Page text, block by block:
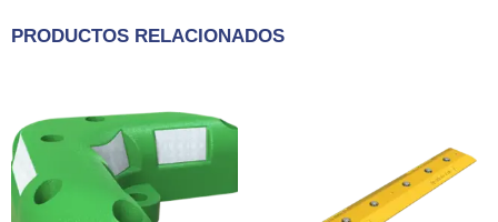
PRODUCTOS RELACIONADOS